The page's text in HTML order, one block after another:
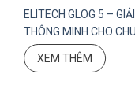
ELITECH GLOG 5 –
THÔNG MINH CHO
XEM THÊM